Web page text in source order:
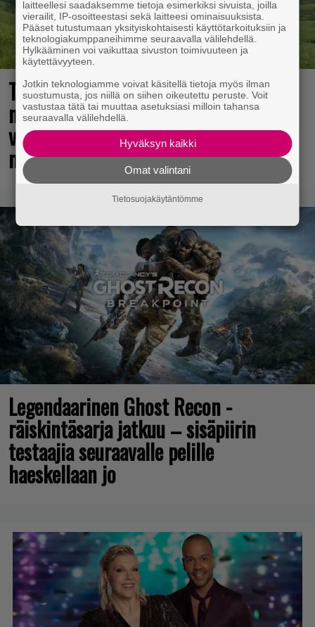
The Legend of Zelda -elokuvan
näyttelijöistä huhuillaan ahkerasti –
vastikään menehtynyt Sam Neill
mukana?
Legendaarinen Ghost Recon -
räiskintäsarja jatkuu – sisäpiirin
testaajia seuraavalle pelille
haeskellaan jo
laitteellesi saadaksemme tietoja esimerkiksi sivuista, joilla
vierailit, IP-osoitteestasi sekä laitteesi ominaisuuksista.
Pääset tutustumaan yksityiskohtaisesti käyttötarkoituksiin ja
teknologiakumppaneihimme seuraavalla välilehdellä.
Hylkääminen voi vaikuttaa sivuston toimivuuteen ja
käytettävyyteen.
Jotkin teknologiamme voivat käsitellä tietoja myös ilman
suostumusta, jos niillä on siihen oikeutettu peruste. Voit
vastustaa tätä tai muuttaa asetuksiasi milloin tahansa
seuraavalla välilehdellä.
Hyväksyn kaikki
Omat valintani
Tietosuojakäytäntömme